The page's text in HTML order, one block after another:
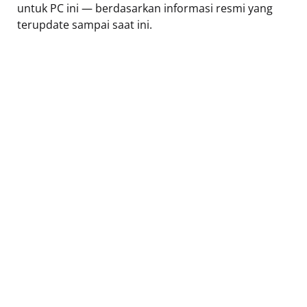
untuk PC ini — berdasarkan informasi resmi yang
terupdate sampai saat ini.